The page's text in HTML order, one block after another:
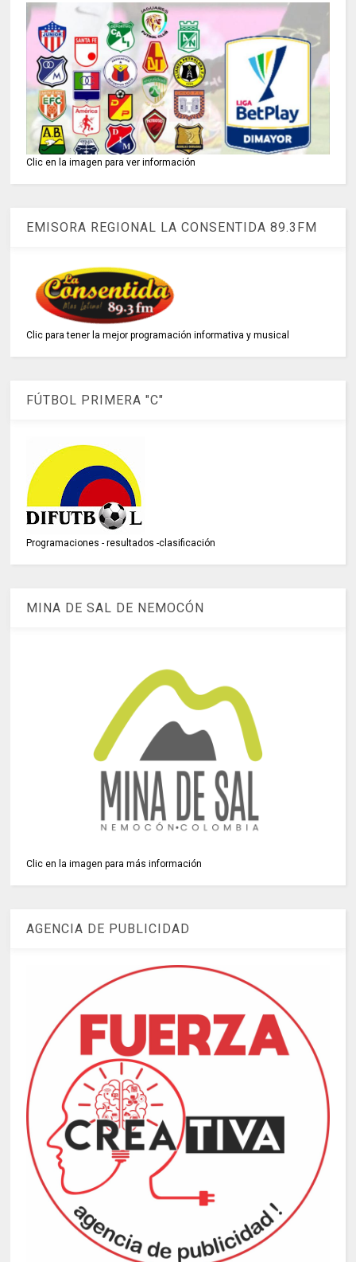
Clic en la imagen para ver información
EMISORA REGIONAL LA CONSENTIDA 89.3FM
Clic para tener la mejor programación informativa y musical
FÚTBOL PRIMERA "C"
Programaciones - resultados -clasificación
MINA DE SAL DE NEMOCÓN
Clic en la imagen para más información
AGENCIA DE PUBLICIDAD